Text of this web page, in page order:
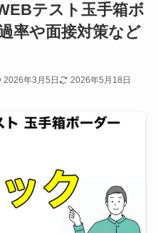
テスト玉手箱ボ
率や面接対策など
2026年3月5日 2026年5月18日